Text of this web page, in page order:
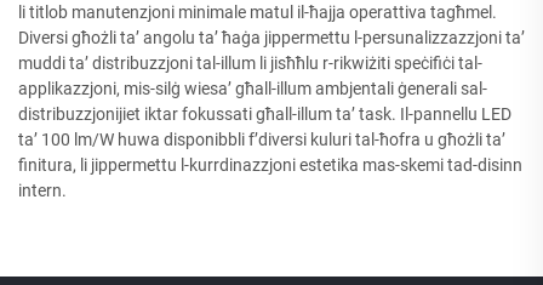
li titlob manutenzjoni minimale matul il-ħajja operattiva tagħmel.
Diversi għożli ta’ angolu ta’ ħaġa jippermettu l-persunalizzazzjoni ta’
muddi ta’ distribuzzjoni tal-illum li jisħħlu r-rikwiżiti speċifiċi tal-
applikazzjoni, mis-silġ wiesa’ għall-illum ambjentali ġenerali sal-
distribuzzjonijiet iktar fokussati għall-illum ta’ task. Il-pannellu LED
ta’ 100 lm/W huwa disponibbli f’diversi kuluri tal-ħofra u għożli ta’
finitura, li jippermettu l-kurrdinazzjoni estetika mas-skemi tad-disinn
intern.